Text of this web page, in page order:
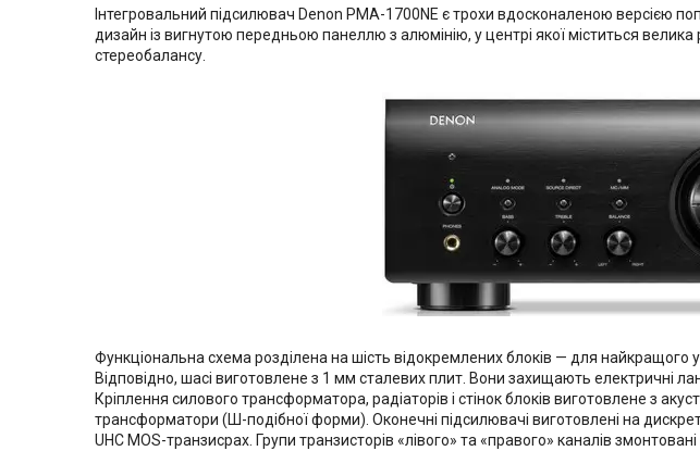
Інтегровальний підсилювач Denon PMA-1700NE є трохи вдосконаленою версією
дизайн із вигнутою передньою панеллю з алюмінію, у центрі якої міститься
стереобалансу.
Функціональна схема розділена на шість відокремлених блоків — для найкращого
Відповідно, шасі виготовлене з 1 мм сталевих плит. Вони захищають електричні
Кріплення силового трансформатора, радіаторів і стінок блоків виготовлене з
трансформатори (Ш-подібної форми). Оконечні підсилювачі виготовлені на
UHC MOS-транзисрах. Групи транзисторів «лівого» та «правого» каналів